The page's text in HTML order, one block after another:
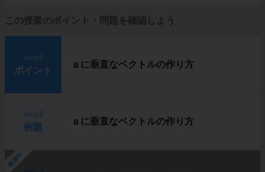
この授業のポイント・問題を確認しよう
ポイント
ａに垂直なベクトルの作り方
例題
ａに垂直なベクトルの作り方
勉強中